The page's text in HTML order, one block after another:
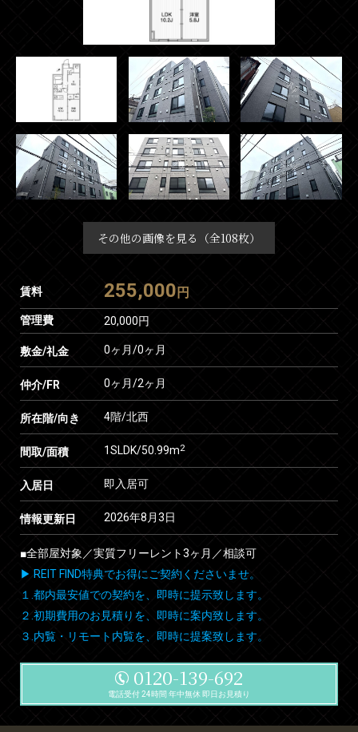
その他の画像を見る（全108枚）
賃料 255,000 円
管理費 20,000円
敷金/礼金 0ヶ月/0ヶ月
仲介/FR 0ヶ月/2ヶ月
所在階/向き 4階/北西
間取/面積 1SLDK/50.99m2
入居日 即入居可
情報更新日 2026年8月3日
■全部屋対象／実質フリーレント3ヶ月／相談可
▶ REIT FIND特典でお得にご契約くださいませ。
１.都内最安値での契約を、即時に提示致します。
２.初期費用のお見積りを、即時に案内致します。
３.内覧・リモート内覧を、即時に提案致します。
0120-139-692
電話受付 24時間 年中無休 即日お見積り